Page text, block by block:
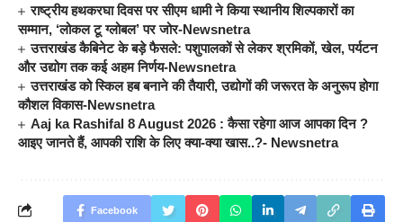
राष्ट्रीय हथकरघा दिवस पर सीएम धामी ने किया स्थानीय शिल्पकारों का
सम्मान, ‘लोकल टू ग्लोबल’ पर जोर-Newsnetra
उत्तराखंड कैबिनेट के बड़े फैसले: पशुपालकों से लेकर श्रमिकों, खेल, पर्यटन
और उद्योग तक कई अहम निर्णय-Newsnetra
उत्तराखंड को स्किल हब बनाने की तैयारी, उद्योगों की जरूरत के अनुरूप होगा
कौशल विकास-Newsnetra
Aaj ka Rashifal 8 August 2026 : कैसा रहेगा आज आपका दिन ?
आइए जानते हैं, आपकी राशि के लिए क्या-क्या खास..?- Newsnetra
Facebook